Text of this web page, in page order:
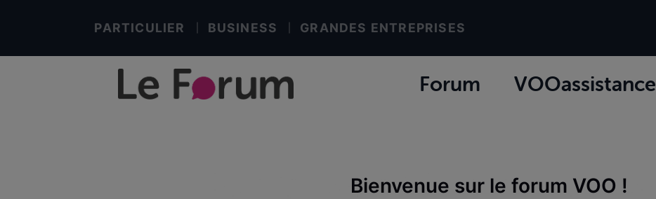
PARTICULIER BUSINESS GRANDES ENTREPRISES
Forum VOOassistance
Bienvenue sur le forum VOO !